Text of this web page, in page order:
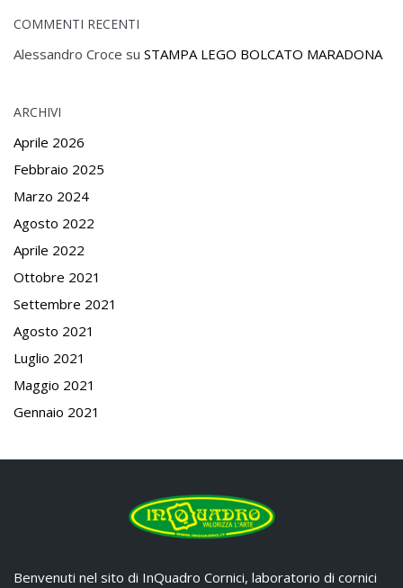
COMMENTI RECENTI
Alessandro Croce su STAMPA LEGO BOLCATO MARADONA
ARCHIVI
Aprile 2026
Febbraio 2025
Marzo 2024
Agosto 2022
Aprile 2022
Ottobre 2021
Settembre 2021
Agosto 2021
Luglio 2021
Maggio 2021
Gennaio 2021
Benvenuti nel sito di InQuadro Cornici, laboratorio di cornici